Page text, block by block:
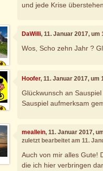
und jede Krise überstehen
DaWilli, 11. Januar 2017, um
Wos, Scho zehn Jahr ?
Hoofer, 11. Januar 2017, um
Glückwunsch an
Sauspiel aufmerksam
meallein, 11. Januar 2017,
zuletzt bearbeitet am 11.
Auch von mir alles Gute!
die ich hier verbringen